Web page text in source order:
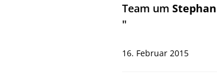
Team um
"
16. Februar 2015